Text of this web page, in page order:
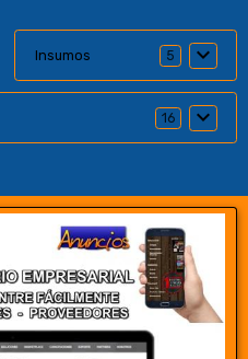
Insumos 5
16